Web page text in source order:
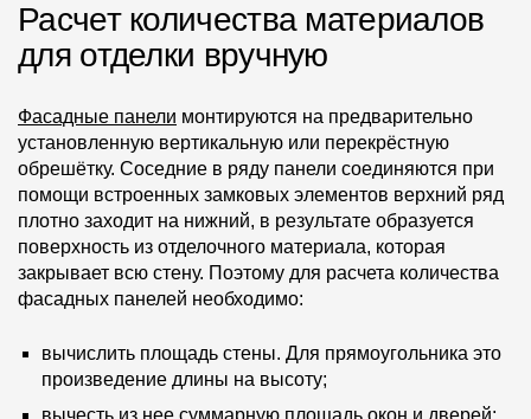
Расчет количества материалов
для отделки вручную
Фасадные панели монтируются на предварительно
установленную вертикальную или перекрёстную
обрешётку. Соседние в ряду панели соединяются при
помощи встроенных замковых элементов верхний ряд
плотно заходит на нижний, в результате образуется
поверхность из отделочного материала, которая
закрывает всю стену. Поэтому для расчета количества
фасадных панелей необходимо:
вычислить площадь стены. Для прямоугольника это
произведение длины на высоту;
вычесть из нее суммарную площадь окон и дверей;